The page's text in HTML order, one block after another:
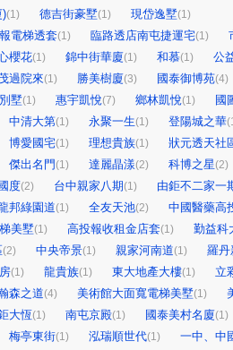
)(1) 德吉街豪墅(1) 現岱逸墅(1)
電梯透套(1) 臨路透店南屯捷運宅(1)
櫻花(1) 錦中街華廈(1) 和慕(1)
公
過院來(1) 勝美樹廈(3) 國泰御博苑(4)
墅(1) 惠宇凱悅(7) 鄉林凱悅(1)
國
中清大第(1) 永聚一生(1) 登陽城之華
博愛國宅(1) 理想貴族(1)
狀元透天社
傑出名門 (1) 達麗晶漾(2) 科博之星(2)
度(2) 台中親家八期(1)
由鉅不二家一
邦綠園道(1) 全友天池(2)
中國醫藥高
美墅(1) 高投報收租金店套(1)
勤益科
(2) 中央帝景(1) 親家河南道(1)
羅丹
(1) 龍貴族(1) 東大地產大樓(1)
立
森之道(4) 美術館大面寬電梯美墅(1)
大恆(1) 南屯京殿(1) 國泰美村名廈(1)
梅亭東街(1) 泓瑞順世代(1)
一中、中